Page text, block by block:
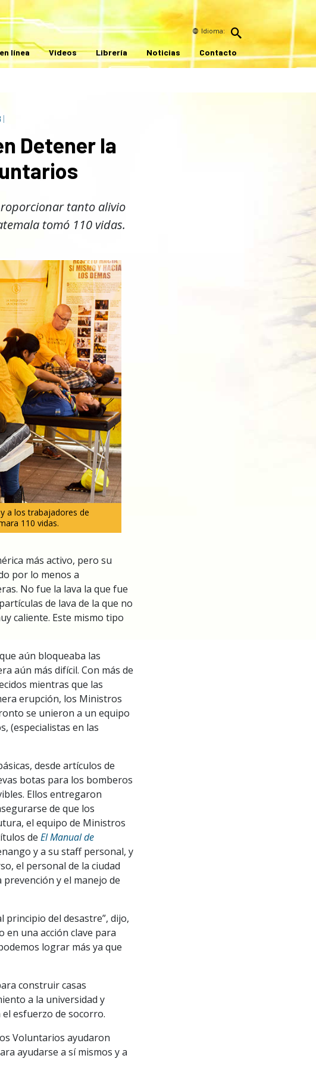
Idioma:
línea Videos Librería Noticias Contacto
|
Detener la
tanto alivio
tomó 110 vidas.
a los trabajadores de
110 vidas.
más activo, pero su
por lo menos a
No fue la lava la que fue
de lava de la que no
caliente. Este mismo tipo
aún bloqueaba las
aún más difícil. Con más de
mientras que las
erupción, los Ministros
se unieron a un equipo
(especialistas en las
desde artículos de
botas para los bomberos
Ellos entregaron
de que los
el equipo de Ministros
de El Manual de
y a su staff personal, y
el personal de la ciudad
y el manejo de
principio del desastre”, dijo,
en una acción clave para
lograr más ya que
construir casas
a la universidad y
esfuerzo de socorro.
Voluntarios ayudaron
ayudarse a sí mismos y a